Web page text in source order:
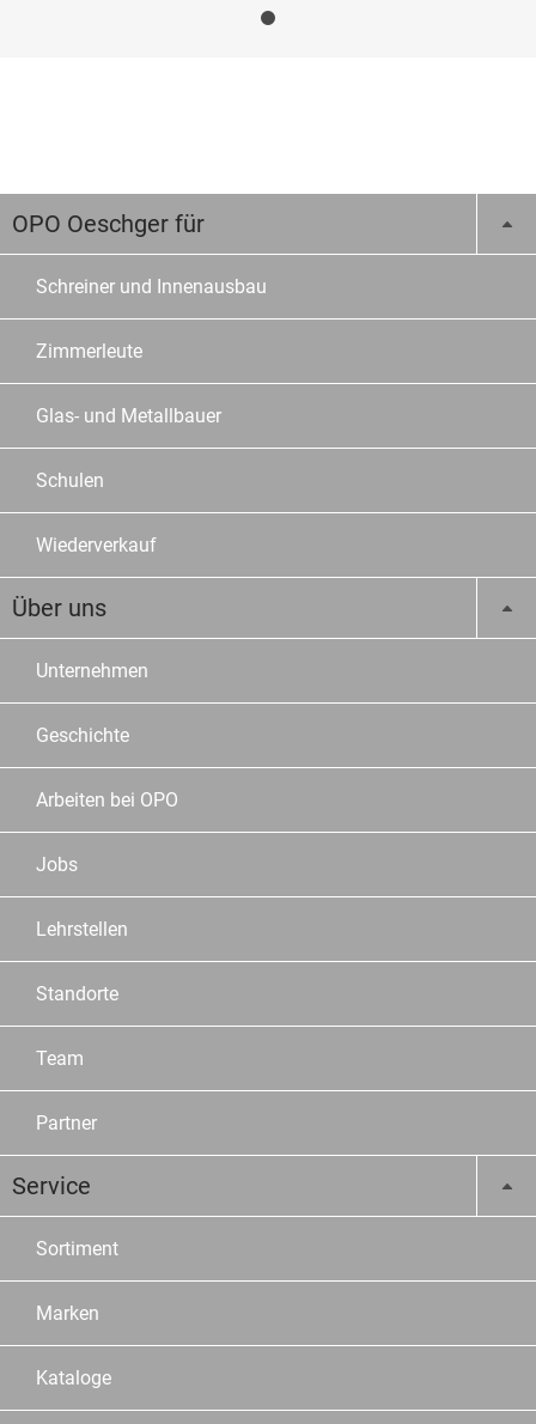
OPO Oeschger für
Schreiner und Innenausbau
Zimmerleute
Glas- und Metallbauer
Schulen
Wiederverkauf
Über uns
Unternehmen
Geschichte
Arbeiten bei OPO
Jobs
Lehrstellen
Standorte
Team
Partner
Service
Sortiment
Marken
Kataloge